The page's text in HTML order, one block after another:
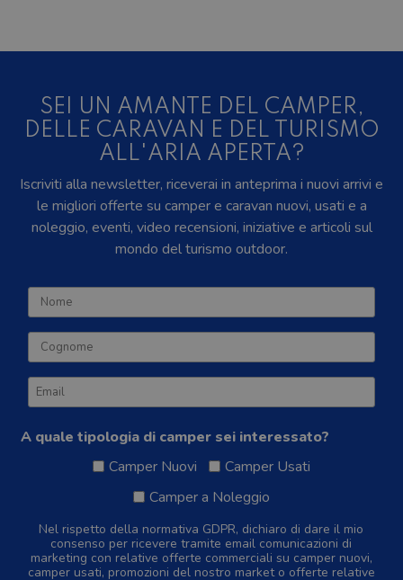
SEI UN AMANTE DEL CAMPER,
DELLE CARAVAN E DEL TURISMO
ALL'ARIA APERTA?
Iscriviti alla newsletter, riceverai in anteprima i nuovi arrivi e
le migliori offerte su camper e caravan nuovi, usati e a
noleggio, eventi, video recensioni, iniziative e articoli sul
mondo del turismo outdoor.
A quale tipologia di camper sei interessato?
Camper Nuovi
Camper Usati
Camper a Noleggio
Nel rispetto della normativa GDPR, dichiaro di dare il mio
consenso per ricevere tramite email comunicazioni di
marketing con relative offerte commerciali su camper nuovi,
camper usati, promozioni del nostro market o offerte relative